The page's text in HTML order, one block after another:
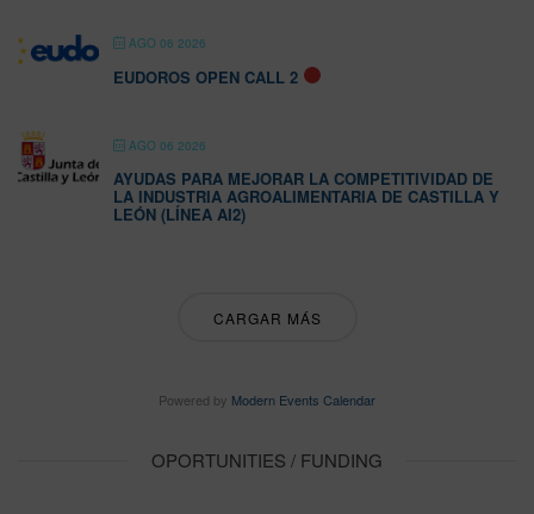
AGO 06 2026
EUDOROS OPEN CALL 2
AGO 06 2026
AYUDAS PARA MEJORAR LA COMPETITIVIDAD DE
LA INDUSTRIA AGROALIMENTARIA DE CASTILLA Y
LEÓN (LÍNEA AI2)
CARGAR MÁS
Powered by Modern Events Calendar
OPORTUNITIES / FUNDING